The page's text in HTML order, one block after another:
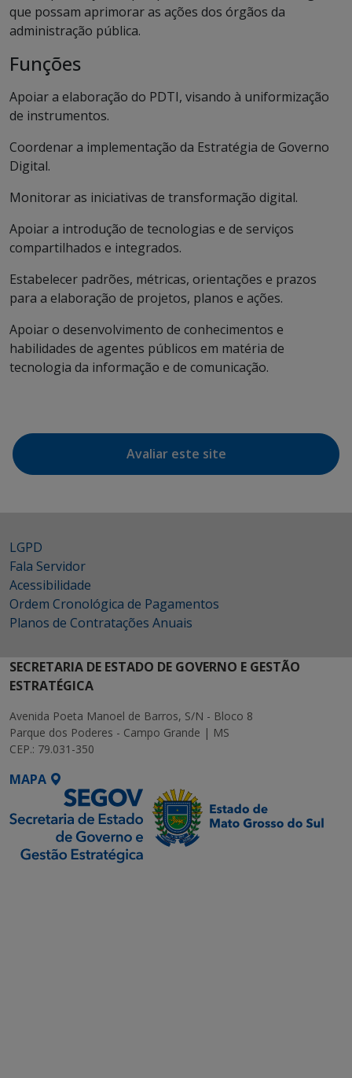
que possam aprimorar as ações dos órgãos da
administração pública.
Funções
Apoiar a elaboração do PDTI, visando à uniformização
de instrumentos.
Coordenar a implementação da Estratégia de Governo
Digital.
Monitorar as iniciativas de transformação digital.
Apoiar a introdução de tecnologias e de serviços
compartilhados e integrados.
Estabelecer padrões, métricas, orientações e prazos
para a elaboração de projetos, planos e ações.
Apoiar o desenvolvimento de conhecimentos e
habilidades de agentes públicos em matéria de
tecnologia da informação e de comunicação.
Avaliar este site
LGPD
Fala Servidor
Acessibilidade
Ordem Cronológica de Pagamentos
Planos de Contratações Anuais
SECRETARIA DE ESTADO DE GOVERNO E GESTÃO
ESTRATÉGICA
Avenida Poeta Manoel de Barros, S/N - Bloco 8
Parque dos Poderes - Campo Grande | MS
CEP.: 79.031-350
MAPA